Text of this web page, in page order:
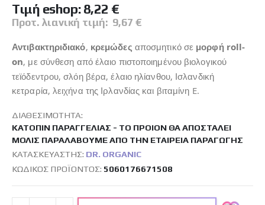
Tιμή eshop:8,22 €
Προτ. λιανική τιμή: 9,67 €
Αντιβακτηριδιακό, κρεμώδες αποσμητικό σε μορφή roll-
on, με σύνθεση από έλαιο πιστοποιημένου βιολογικού
τεϊόδεντρου, σλόη βέρα, έλαιο ηλίανθου, Ισλανδική
κετραρία, λειχήνα της Ιρλανδίας και βιταμίνη E.
ΔΙΑΘΕΣΙΜΌΤΗΤΑ:
ΚΑΤΌΠΙΝ ΠΑΡΑΓΓΕΛΊΑΣ - ΤΟ ΠΡΟΙΌΝ ΘΑ ΑΠΟΣΤΑΛΕΊ
ΜΌΛΙΣ ΠΑΡΑΛΆΒΟΥΜΕ ΑΠΌ ΤΗΝ ΕΤΑΙΡΕΊΑ ΠΑΡΑΓΩΓΉΣ
ΚΑΤΑΣΚΕΥΑΣΤΉΣ: DR. ORGANIC
ΚΩΔΙΚΌΣ ΠΡΟΪΌΝΤΟΣ 5060176671508